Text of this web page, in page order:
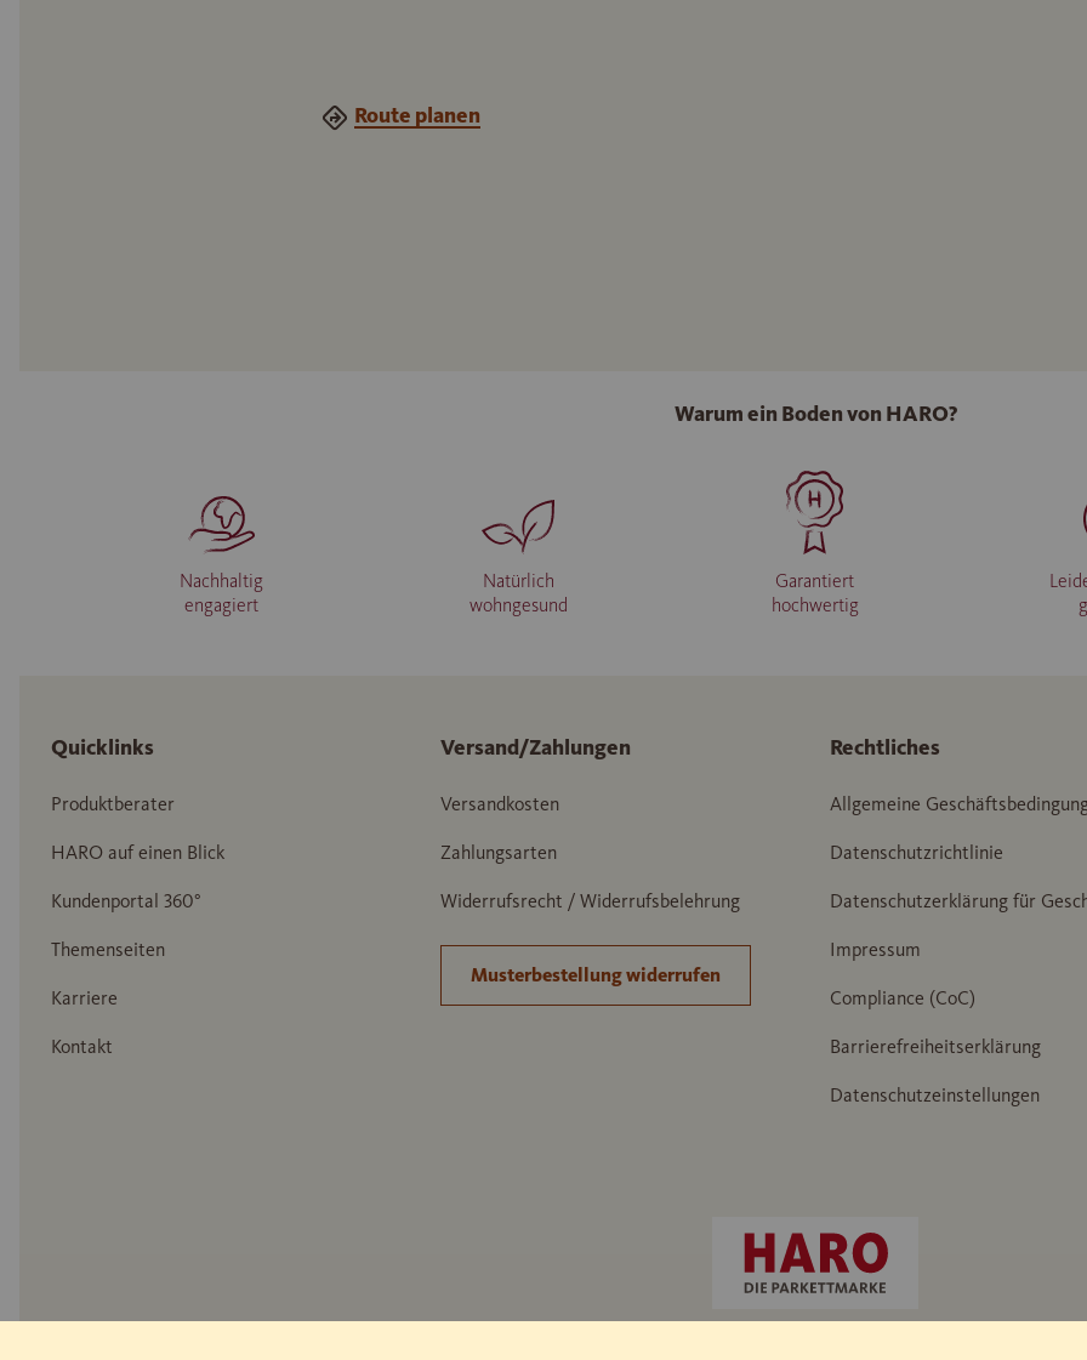
Route planen
Warum ein Boden von HARO?
Nachhaltig
engagiert
Natürlich
wohngesund
Garantiert
hochwertig
Quicklinks
Produktberater
HARO auf einen Blick
Kundenportal 360°
Themenseiten
Karriere
Kontakt
Versand/Zahlungen
Versandkosten
Zahlungsarten
Widerrufsrecht / Widerrufsbelehrung
Musterbestellung widerrufen
Rechtliches
Allgemeine
Datenschutzrichtlinie
Datenschutzerklärung für
Impressum
Compliance (CoC)
Barrierefreiheitserklärung
Datenschutzeinstellungen